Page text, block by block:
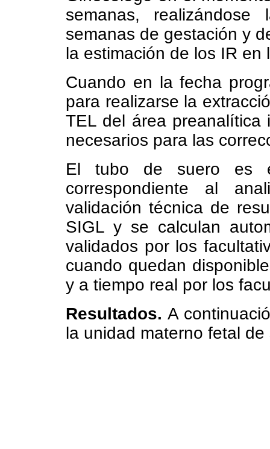
semanas,
semanas de gestación y
la estimación de los IR en
Cuando en la fecha
para realizarse la
TEL del área
necesarios para las
El tubo de suero es
correspondiente al
validación técnica de
SIGL y se calculan
validados por los
cuando quedan
y a tiempo real por los
Resultados.A
la unidad materno fetal